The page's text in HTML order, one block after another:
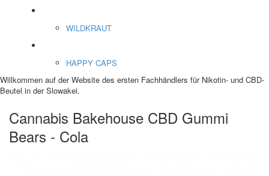
WILDKRAUT
HAPPY CAPS
Willkommen auf der Website des ersten Fachhändlers für Nikotin- und CBD-
Beutel in der Slowakei.
Cannabis Bakehouse CBD Gummi
Bears - Cola